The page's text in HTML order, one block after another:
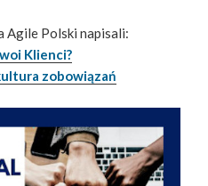
Agile Polski napisali:
Klienci?
zobowiązań